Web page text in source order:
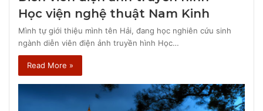
Học viện nghệ thuật Nam Kinh
Mình tự giới thiệu mình tên Hải, đang học nghiên cứu sinh
ngành diễn viên điện ảnh truyền hình Học…
Read More »